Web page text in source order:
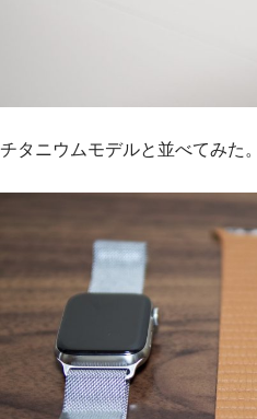
チタニウムモデルと並べてみた。